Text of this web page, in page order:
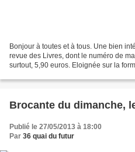
Bonjour à toutes et à tous. Une bien
revue des Livres, dont le numéro de
surtout, 5,90 euros. Eloignée sur la
Brocante du dimanche,
Publié le 27/05/2013 à 18:00
Par 36 quai du futur